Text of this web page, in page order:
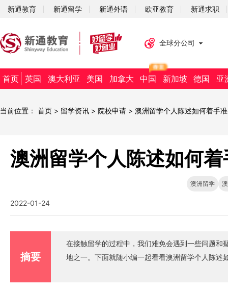
新通教育 新通留学 新通外语 欧亚教育 新通求职
全球分公司
首页 英国 澳大利亚 美国 加拿大 中国 新加坡 德国 亚
当前位置： 首页 > 留学资讯 > 院校申请 > 澳洲留学个人陈述如何着手
澳洲留学个人陈述如何
澳洲留学
2022-01-24
摘要
在接触留学的过程中，我们难免会遇到一些问题
地之一。下面就随小编一起看看澳洲留学个人陈述